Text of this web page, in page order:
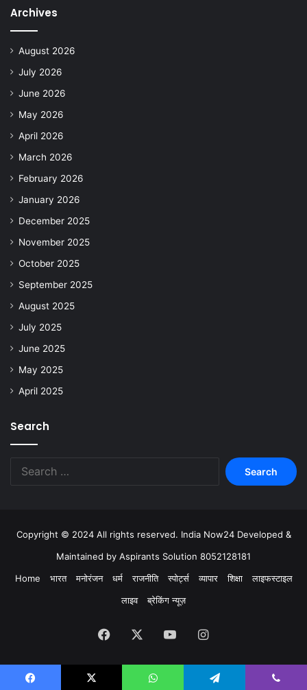
Archives
August 2026
July 2026
June 2026
May 2026
April 2026
March 2026
February 2026
January 2026
December 2025
November 2025
October 2025
September 2025
August 2025
July 2025
June 2025
May 2025
April 2025
Search
Copyright © 2024 All rights reserved. India Now24 Developed &
Maintained by Aspirants Solution 8052128181
Home
भारत मनोरंजन धर्म राजनीति स्पोर्ट्स व्यापार शिक्षा
लाइफस्टाइल
लाइव
ब्रेकिंग न्यूज़